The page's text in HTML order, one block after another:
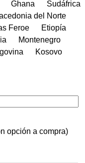
Ghana
Sudáfrica
del Norte
Feroe
Etiopía
Montenegro
Kosovo
opción a compra)